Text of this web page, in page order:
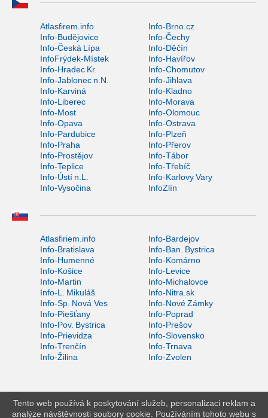
Atlasfirem.info
Info-Brno.cz
Info-Budějovice
Info-Čechy
Info-Česká Lípa
Info-Děčín
InfoFrýdek-Místek
Info-Havířov
Info-Hradec Kr.
Info-Chomutov
Info-Jablonec n.N.
Info-Jihlava
Info-Karviná
Info-Kladno
Info-Liberec
Info-Morava
Info-Most
Info-Olomouc
Info-Opava
Info-Ostrava
Info-Pardubice
Info-Plzeň
Info-Praha
Info-Přerov
Info-Prostějov
Info-Tábor
Info-Teplice
Info-Třebíč
Info-Ústí n.L.
Info-Karlovy Vary
Info-Vysočina
InfoZlín
Atlasfiriem.info
Info-Bardejov
Info-Bratislava
Info-Ban. Bystrica
Info-Humenné
Info-Komárno
Info-Košice
Info-Levice
Info-Martin
Info-Michalovce
Info-L. Mikuláš
Info-Nitra.sk
Info-Sp. Nová Ves
Info-Nové Zámky
Info-Piešťany
Info-Poprad
Info-Pov. Bystrica
Info-Prešov
Info-Prievidza
Info-Slovensko
Info-Trenčín
Info-Trnava
Info-Žilina
Info-Zvolen
Tento web používá k poskytování služeb, personalizaci reklam a
analýze návštěvnosti soubory cookie. Používáním tohoto webu s